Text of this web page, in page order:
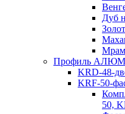
Дуб
Профиль
KRD-48-
KRF-50-
50,